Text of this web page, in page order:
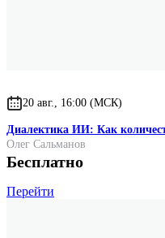
20 авг., 16:00 (МСК)
Диалектика ИИ: Как
Олег Сальманов
Бесплатно
Перейти